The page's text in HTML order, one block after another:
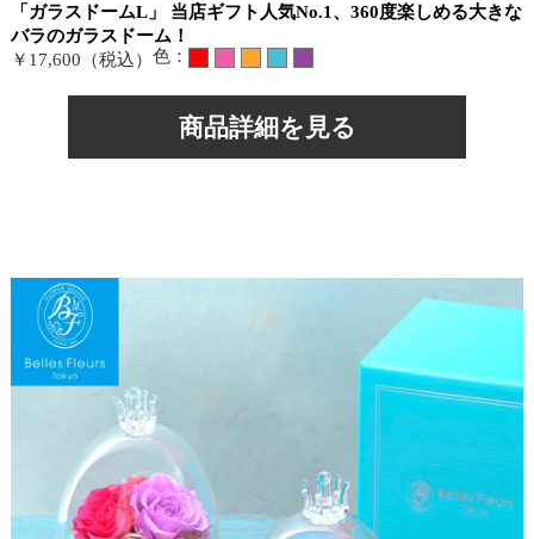
「ガラスドームL」 当店ギフト人気No.1、360度楽しめる大きな
バラのガラスドーム！
￥17,600（税込） 色：
商品詳細を見る